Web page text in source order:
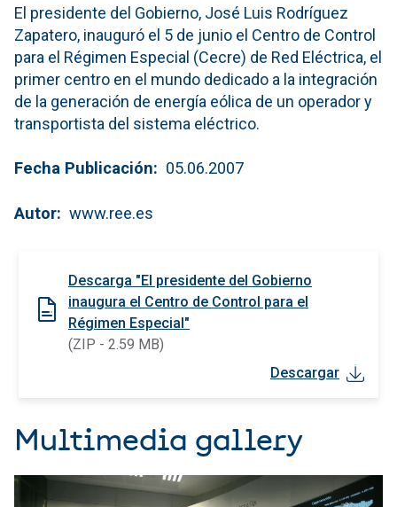
El presidente del Gobierno, José Luis Rodríguez
Zapatero, inauguró el 5 de junio el Centro de Control
para el Régimen Especial (Cecre) de Red Eléctrica, el
primer centro en el mundo dedicado a la integración
de la generación de energía eólica de un operador y
transportista del sistema eléctrico.
Fecha Publicación 05.06.2007
Autor www.ree.es
Descarga "El presidente del Gobierno
inaugura el Centro de Control para el
Régimen Especial"
(ZIP - 2.59 MB)
Descargar
Multimedia gallery